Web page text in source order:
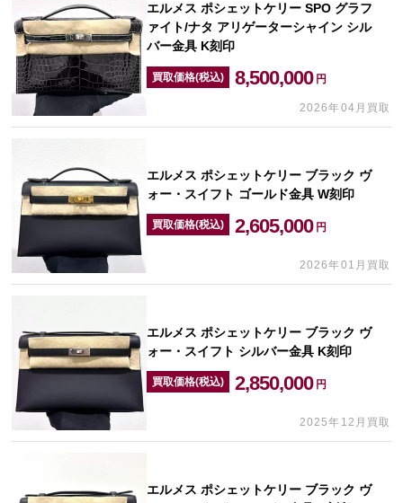
エルメス ポシェットケリー SPO グラフ
ァイト/ナタ アリゲーターシャイン シル
バー金具 K刻印
買取価格(税込) 8,500,000 円
2026年04月買取
エルメス ポシェットケリー ブラック ヴ
ォー・スイフト ゴールド金具 W刻印
買取価格(税込) 2,605,000 円
2026年01月買取
エルメス ポシェットケリー ブラック ヴ
ォー・スイフト シルバー金具 K刻印
買取価格(税込) 2,850,000 円
2025年12月買取
エルメス ポシェットケリー ブラック ヴ